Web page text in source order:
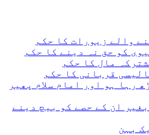
والے زیورات کا حکم
کو حق نہ دینے کا حکم
مال کا حکم
قربانی کا حکم
رہا ہو اور امام سلام پھیر
ان کے حصے کو بیچ دینے
بہن